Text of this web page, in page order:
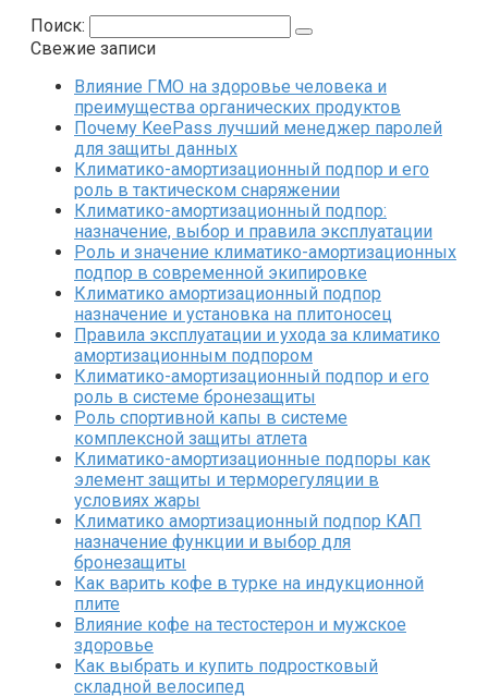
Поиск:
Свежие записи
Влияние ГМО на здоровье человека и
преимущества органических продуктов
Почему KeePass лучший менеджер паролей
для защиты данных
Климатико-амортизационный подпор и его
роль в тактическом снаряжении
Климатико-амортизационный подпор:
назначение, выбор и правила эксплуатации
Роль и значение климатико-амортизационных
подпор в современной экипировке
Климатико амортизационный подпор
назначение и установка на плитоносец
Правила эксплуатации и ухода за климатико
амортизационным подпором
Климатико-амортизационный подпор и его
роль в системе бронезащиты
Роль спортивной капы в системе
комплексной защиты атлета
Климатико-амортизационные подпоры как
элемент защиты и терморегуляции в
условиях жары
Климатико амортизационный подпор КАП
назначение функции и выбор для
бронезащиты
Как варить кофе в турке на индукционной
плите
Влияние кофе на тестостерон и мужское
здоровье
Как выбрать и купить подростковый
складной велосипед